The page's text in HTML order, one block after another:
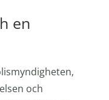
en
och